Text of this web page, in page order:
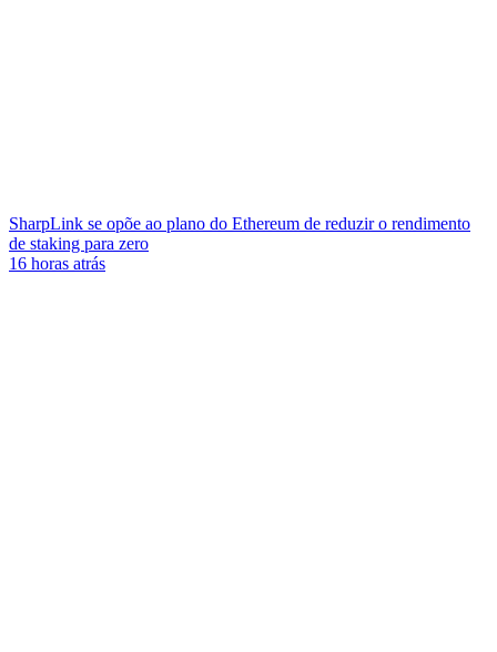
SharpLink se opõe ao plano do Ethereum de reduzir o rendimento
de staking para zero
16 horas atrás